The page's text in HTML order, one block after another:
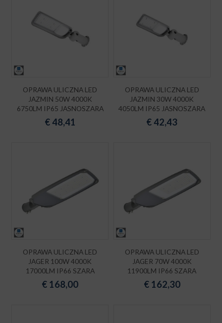
OPRAWA ULICZNA LED
JAZMIN 50W 4000K
6750LM IP65 JASNOSZARA
€48,41
OPRAWA ULICZNA LED
JAZMIN 30W 4000K
4050LM IP65 JASNOSZARA
€42,43
OPRAWA ULICZNA LED
JAGER 100W 4000K
17000LM IP66 SZARA
€ 168,00
OPRAWA ULICZNA LED
JAGER 70W 4000K
11900LM IP66 SZARA
€ 162,30